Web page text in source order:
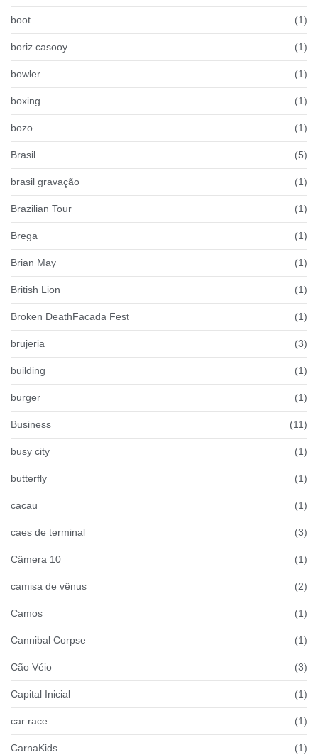
boot (1)
boriz casooy (1)
bowler (1)
boxing (1)
bozo (1)
Brasil (5)
brasil gravação (1)
Brazilian Tour (1)
Brega (1)
Brian May (1)
British Lion (1)
Broken DeathFacada Fest (1)
brujeria (3)
building (1)
burger (1)
Business (11)
busy city (1)
butterfly (1)
cacau (1)
caes de terminal (3)
Câmera 10 (1)
camisa de vênus (2)
Camos (1)
Cannibal Corpse (1)
Cão Véio (3)
Capital Inicial (1)
car race (1)
CarnaKids (1)